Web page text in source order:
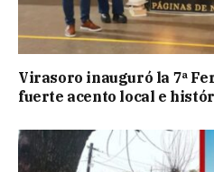
Virasoro inauguró la 7ª
fuerte acento local e